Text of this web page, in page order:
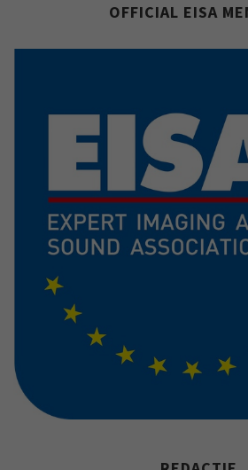
OFFICIAL EISA